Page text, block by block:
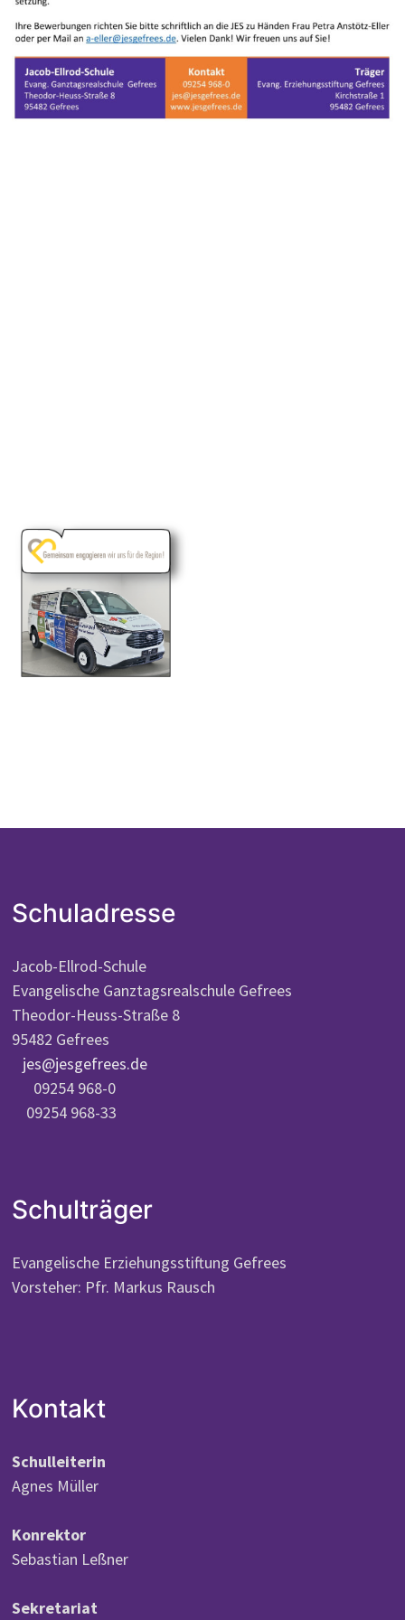
Schuladresse
Jacob-Ellrod-Schule
Evangelische Ganztagsrealschule Gefrees
Theodor-Heuss-Straße 8
95482 Gefrees
jes@jesgefrees.de
09254 968-0
09254 968-33
Schulträger
Evangelische Erziehungsstiftung Gefrees
Vorsteher: Pfr. Markus Rausch
Kontakt
Schulleiterin
Agnes Müller
Konrektor
Sebastian Leßner
Sekretariat